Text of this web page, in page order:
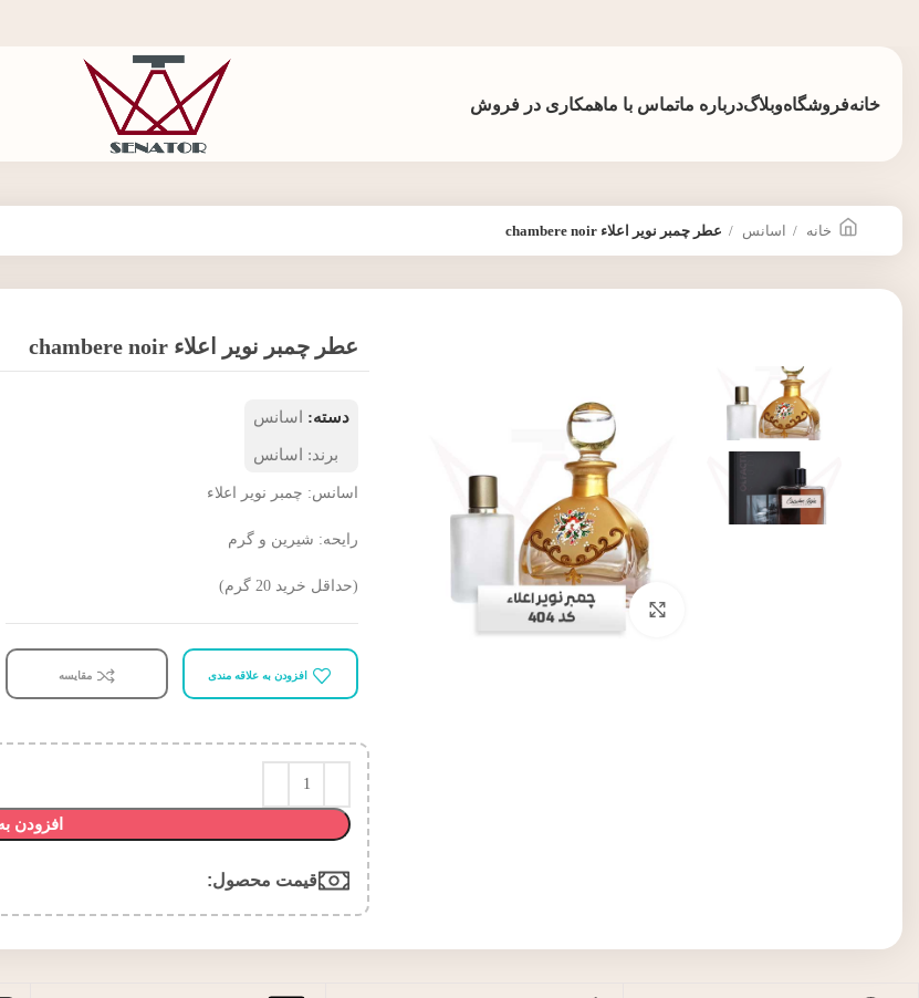
خانهفروشگاهوبلاگدرباره ماتماس با ماهمکاری در فروش
خانه اسانس عطر چمبر نویر اعلاء chambere noir
برای بزرگنمایی کلیک کنید
عطر چمبر نویر اعلاء chambere noir
دسته: اسانس
برند: اسانس
اسانس: چمبر نویر اعلاء
رایحه: شیرین و گرم
(حداقل خرید 20 گرم)
افزودن به علاقه مندی مقایسه
افزودن
قیمت محصول:​